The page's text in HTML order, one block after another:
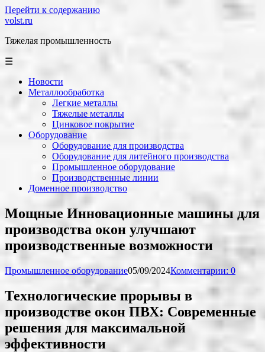
Перейти к содержанию
volst.ru
Тяжелая промышленность
☰
Новости
Металлообработка
Легкие металлы
Тяжелые металлы
Цинковое покрытие
Оборудование
Оборудование для производства
Оборудование для литейного производства
Промышленное оборудование
Производственные линии
Доменное производство
Мощные Инновационные машины для
производства окон улучшают
производственные возможности
Промышленное оборудование05/09/2024Комментарии: 0
Технологические прорывы в
производстве окон ПВХ: Современные
решения для максимальной
эффективности